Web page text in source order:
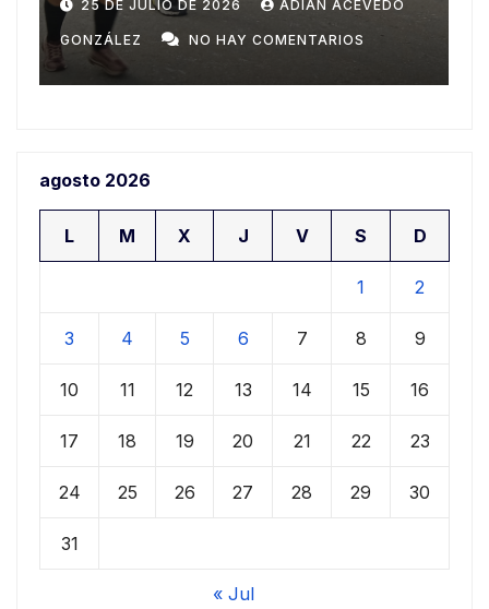
20 DE JULIO DE 2026 ADIAN ACEVEDO
GONZÁLEZ NO HAY COMENTARIOS
agosto 2026
L M X J V S D
1 2
3 4 5 6 7 8 9
10 11 12 13 14 15 16
17 18 19 20 21 22 23
24 25 26 27 28 29 30
31
« Jul